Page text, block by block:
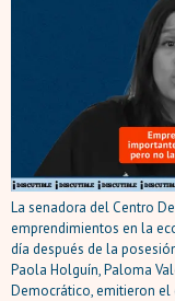
La senadora del Centro
emprendimientos en la
día después de la
Paola Holguín, Paloma
Democrático, emitieron